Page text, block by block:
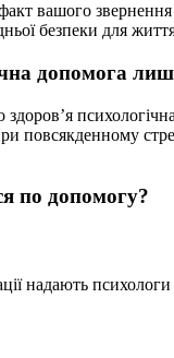
вашого звернення
безпеки для
допомога
здоров’я
повсякденному
по допомогу?
надають